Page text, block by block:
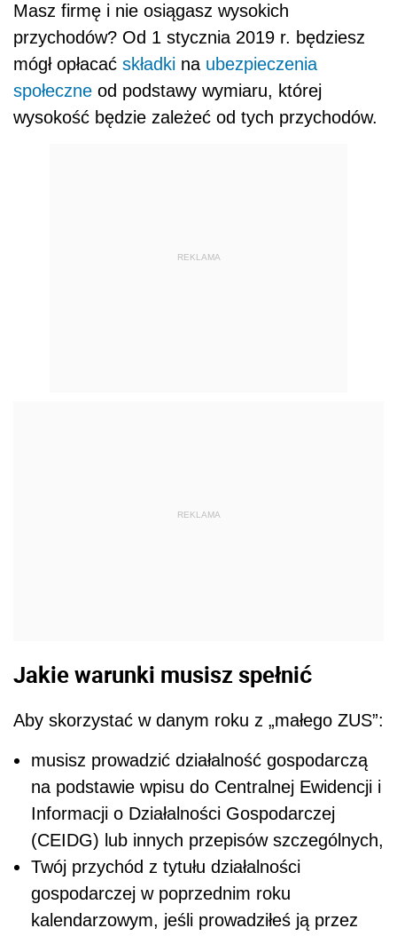
Masz firmę i nie osiągasz wysokich
przychodów? Od 1 stycznia 2019 r. będziesz
mógł opłacać składki na ubezpieczenia
społeczne od podstawy wymiaru, której
wysokość będzie zależeć od tych przychodów.
REKLAMA
REKLAMA
Jakie warunki musisz spełnić
Aby skorzystać w danym roku z „małego ZUS”:
musisz prowadzić działalność gospodarczą
na podstawie wpisu do Centralnej Ewidencji i
Informacji o Działalności Gospodarczej
(CEIDG) lub innych przepisów szczególnych,
Twój przychód z tytułu działalności
gospodarczej w poprzednim roku
kalendarzowym, jeśli prowadziłeś ją przez